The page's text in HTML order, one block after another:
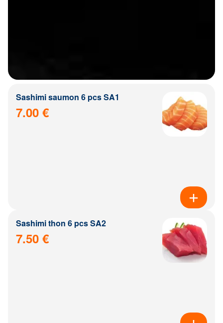
Sashimi saumon 6 pcs SA1
7.00 €
Sashimi thon 6 pcs SA2
7.50 €